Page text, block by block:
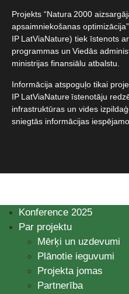
Projekts “Natura 2000
apsaimniekošanas
IP LatViaNature) tiek īstenots
programmas un Viedās
ministrijas finansiālu atbalstu.​
Informācija atspoguļo tikai
IP LatViaNature īstenotāju
infrastruktūras un vides
sniegtās informācijas
Konference 2025
Par projektu
Mērķi un uzdevumi
Plānotie ieguvumi
Projekta jomas
Partnerība